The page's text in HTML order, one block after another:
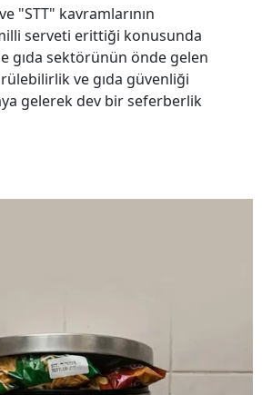
"STT" kavramlarının
milli serveti erittiği konusunda
gıda sektörünün önde gelen
ve gıda güvenliği
gelerek dev bir seferberlik